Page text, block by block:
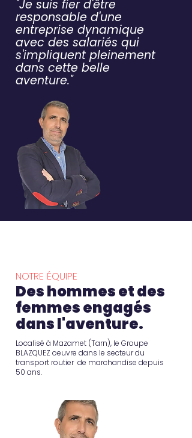
"Je suis fier d'être
responsable d'une
entreprise dynamique
avec des salariés qui
s'impliquent pleinement
dans cette belle
aventure."
NOTRE ÉQUIPE
Des hommes et des
femmes engagés
dans l'aventure.
Localisé à Mazamet (Tarn), le Groupe
BLAZQUEZ oeuvre dans le secteur du
transport routier de marchandise depuis
50 ans.